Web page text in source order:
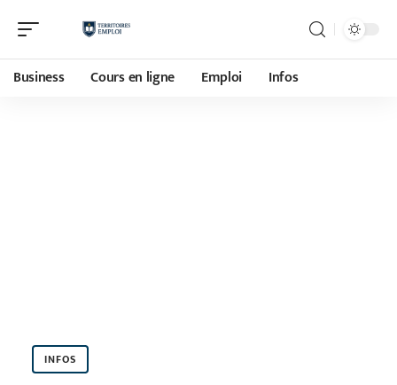
Business Cours en ligne Emploi Infos
INFOS